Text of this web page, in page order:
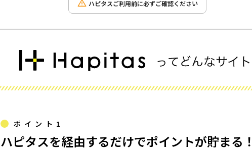
ハピタスご利用前に必ずご確認ください
ポイント1
ハピタスを経由するだけでポイントが貯まる